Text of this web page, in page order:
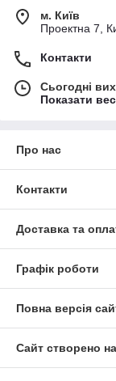
м. Київ
Проектна 7,
Контакти
Сьогодні
Показати
Про нас
Контакти
Доставка та
Графік роботи
Повна версія
Сайт створено